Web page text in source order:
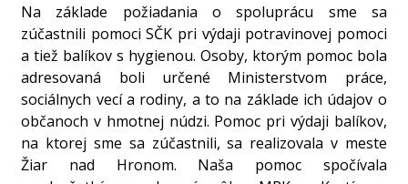
Na základe požiadania o spoluprácu sme sa
zúčastnili pomoci SČK pri výdaji potravinovej pomoci
a tiež balíkov s hygienou. Osoby, ktorým pomoc bola
adresovaná boli určené Ministerstvom práce,
sociálnych vecí a rodiny, a to na základe ich údajov o
občanoch v hmotnej núdzi. Pomoc pri výdaji balíkov,
na ktorej sme sa zúčastnili, sa realizovala v meste
Žiar nad Hronom. Naša pomoc spočívala